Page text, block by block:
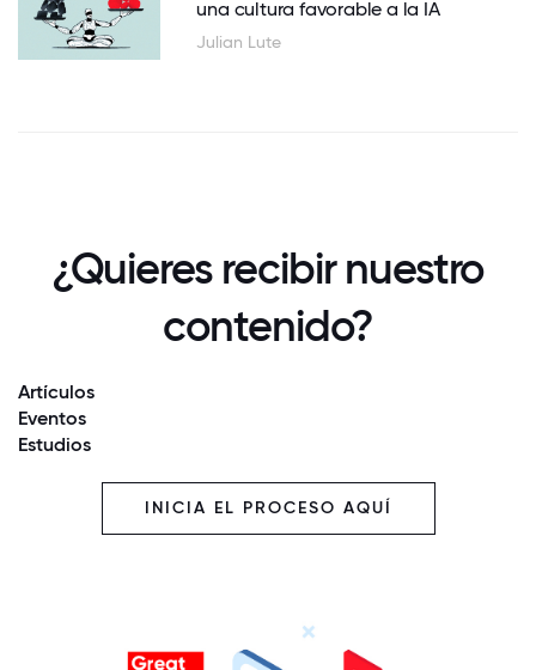
una cultura favorable a la IA
Julian Lute
¿Quieres recibir nuestro
contenido?
Artículos
Eventos
Estudios
INICIA EL PROCESO AQUÍ